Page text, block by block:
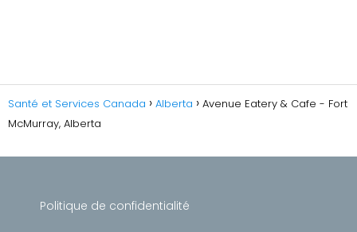
Santé et Services Canada Alberta
Avenue Eatery & Cafe - Fort
McMurray, Alberta
Politique de confidentialité